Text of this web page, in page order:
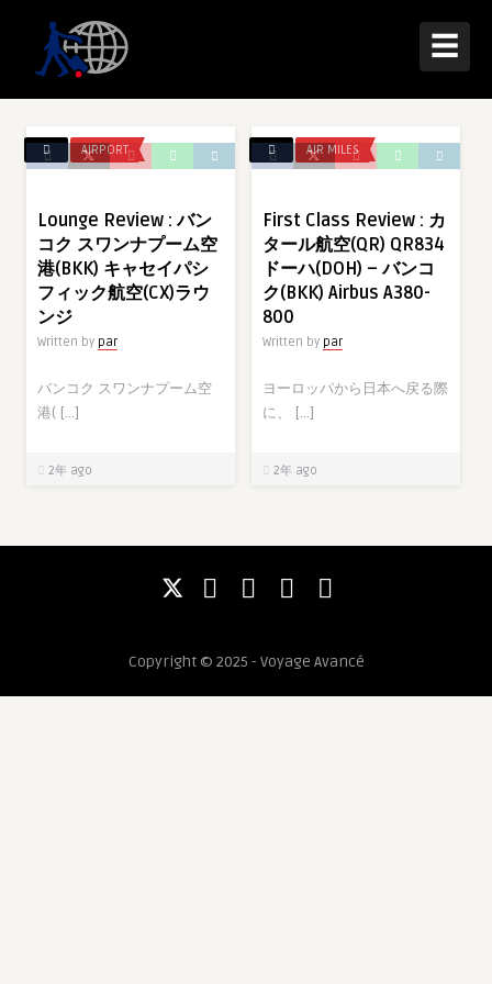
☰
AIRPORT
Lounge Review : バン
コク スワンナプーム空
港(BKK) キャセイパシ
フィック航空(CX)ラウ
ンジ
Written by par
バンコク スワンナプーム空
港( […]
2年 ago
AIR MILES
First Class Review : カ
タール航空(QR) QR834
ドーハ(DOH) – バンコ
ク(BKK) Airbus A380-
800
Written by par
ヨーロッパから日本へ戻る際
に、 […]
2年 ago
Copyright © 2025 - Voyage Avancé